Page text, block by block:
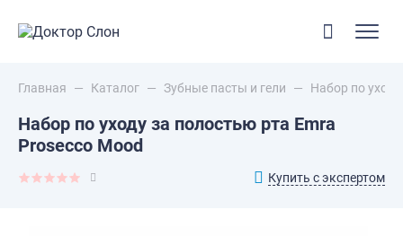
Главная — Каталог — Зубные пасты и гели — Набор по
Набор по уходу за полостью рта Emra
Prosecco Mood
Купить с экспертом